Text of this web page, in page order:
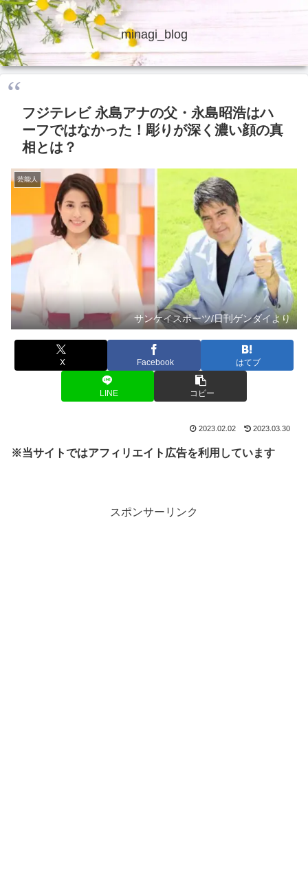
minagi_blog
フジテレビ 永島アナの父・永島昭浩はハ
ーフではなかった！彫りが深く濃い顔の真
相とは？
芸能人
サンケイスポーツ/日刊ゲンダイより
X Facebook はてブ
LINE コピー
2023.02.02 2023.03.30
※当サイトではアフィリエイト広告を利用しています
スポンサーリンク